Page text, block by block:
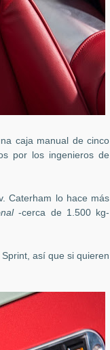
caja manual de cinco
por los ingenieros de
Caterham lo hace más
-cerca de 1.500 kg-
así que si quieren